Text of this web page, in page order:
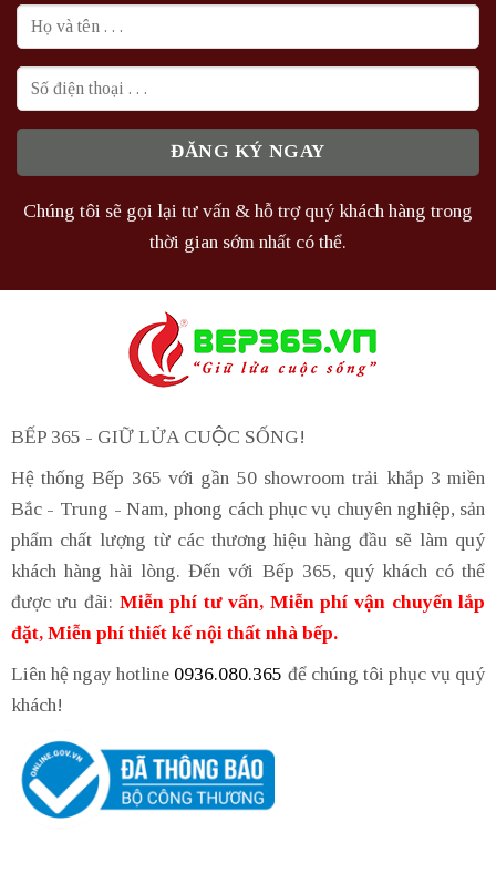
Chúng tôi sẽ gọi lại tư vấn & hỗ trợ quý khách hàng trong
thời gian sớm nhất có thể.
BẾP 365 - GIỮ LỬA CUỘC SỐNG!
Hệ thống Bếp 365 với gần 50 showroom trải khắp 3 miền
Bắc - Trung - Nam, phong cách phục vụ chuyên nghiệp, sản
phẩm chất lượng từ các thương hiệu hàng đầu sẽ làm quý
khách hàng hài lòng. Đến với Bếp 365, quý khách có thể
được ưu đãi: Miễn phí tư vấn, Miễn phí vận chuyển lắp
đặt, Miễn phí thiết kế nội thất nhà bếp.
Liên hệ ngay hotline 0936.080.365 để chúng tôi phục vụ quý
khách!